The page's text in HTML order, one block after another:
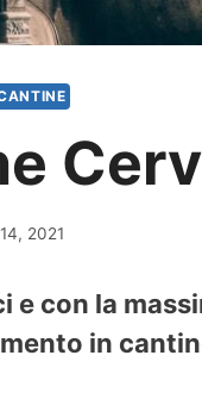
2021
con la
in